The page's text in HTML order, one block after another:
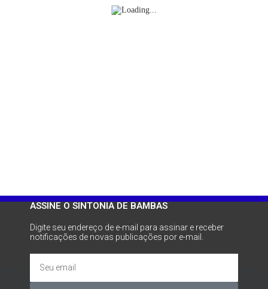
ASSINE O SINTONIA DE BAMBAS
Digite seu endereço de e-mail para assinar e receber
notificações de novas publicações por e-mail.